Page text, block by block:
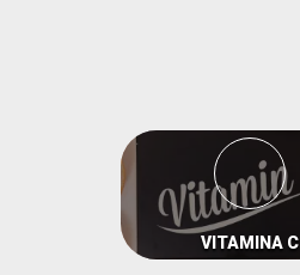
VITAMINA C